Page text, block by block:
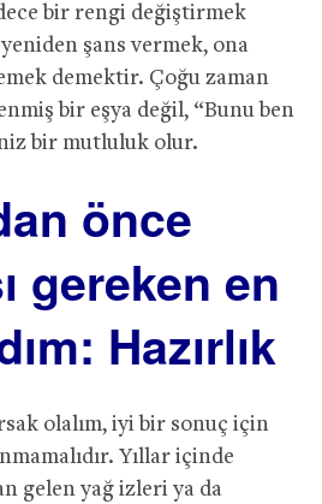
bir rengi değiştirmek
şans vermek, ona
demektir. Çoğu zaman
bir eşya değil, “Bunu ben
bir mutluluk olur.
önce
gereken en
Hazırlık
olalım, iyi bir sonuç için
Yıllar içinde
gelen yağ izleri ya da